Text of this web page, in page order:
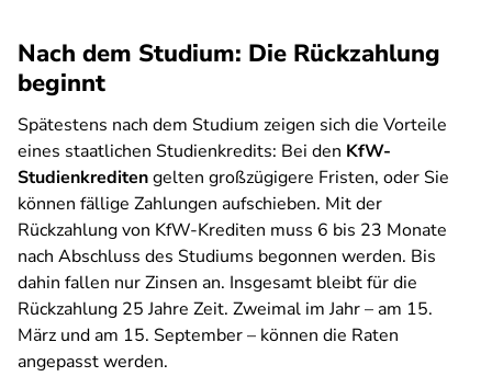
Nach dem Studium: Die Rückzahlung
beginnt
Spätestens nach dem Studium zeigen sich die Vorteile
eines staatlichen Studienkredits: Bei den KfW-
Studienkreditengelten großzügigere Fristen, oder Sie
können fällige Zahlungen aufschieben. Mit der
Rückzahlung von KfW-Krediten muss 6 bis 23 Monate
nach Abschluss des Studiums begonnen werden. Bis
dahin fallen nur Zinsen an. Insgesamt bleibt für die
Rückzahlung 25 Jahre Zeit. Zweimal im Jahr – am 15.
März und am 15. September – können die Raten
angepasst werden.